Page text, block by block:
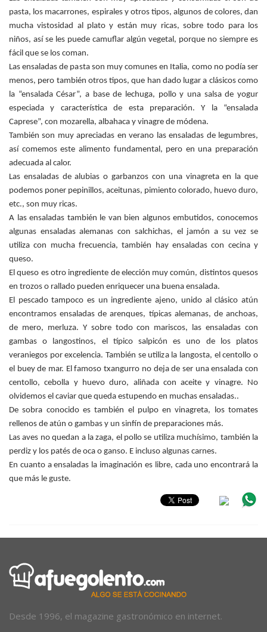
pasta, los macarrones, espirales y otros tipos, algunos de colores, dan
mucha vistosidad al plato y están muy ricas, sobre todo para los
niños, así se les puede camuflar algún vegetal, porque no siempre es
fácil que se los coman.
Las ensaladas de pasta son muy comunes en Italia, como no podía ser
menos, pero también otros tipos, que han dado lugar a clásicos como
la “ensalada César”, a base de lechuga, pollo y una salsa de yogur
especiada y característica de esta preparación. Y la “ensalada
Caprese”, con mozarella, albahaca y vinagre de módena.
También son muy apreciadas en verano las ensaladas de legumbres,
así comemos este alimento fundamental, pero en una preparación
adecuada al calor.
Las ensaladas de alubias o garbanzos con una vinagreta en la que
podemos poner pepinillos, aceitunas, pimiento colorado, huevo duro,
etc., son muy ricas.
A las ensaladas también le van bien algunos embutidos, conocemos
algunas ensaladas alemanas con salchichas, el jamón a su vez se
utiliza con mucha frecuencia, también hay ensaladas con cecina y
queso.
El queso es otro ingrediente de elección muy común, distintos quesos
en trozos o rallado pueden enriquecer una buena ensalada.
El pescado tampoco es un ingrediente ajeno, unido al clásico atún
encontramos ensaladas de arenques, típicas alemanas, de anchoas,
de mero, merluza. Y sobre todo con mariscos, las ensaladas con
gambas o langostinos, el típico salpicón es uno de los platos
veraniegos por excelencia. También se utiliza la langosta, el centollo o
el buey de mar. El famoso txangurro no deja de ser una ensalada con
centollo, cebolla y huevo duro, aliñada con aceite y vinagre. No
olvidemos el caviar que queda estupendo en muchas ensaladas..
De sobra conocido es también el pulpo en vinagreta, los tomates
rellenos de atún o gambas y un sinfín de preparaciones más.
Las aves no quedan a la zaga, el pollo se utiliza muchísimo, también la
perdiz y los patés de oca o ganso. E incluso algunas carnes.
En cuanto a ensaladas la imaginación es libre, cada uno encontrará la
que más le guste.
Desde 1996, el magazine gastronómico en internet.